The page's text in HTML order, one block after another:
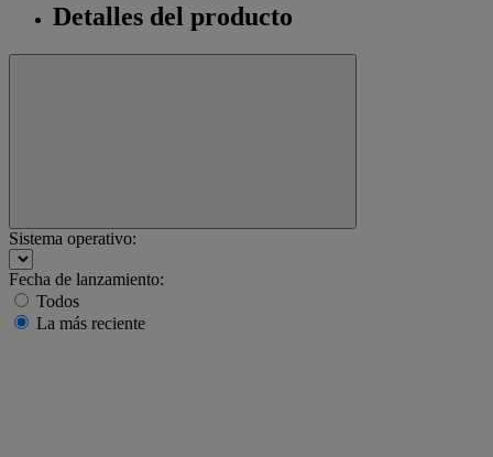
Detalles del producto
Sistema operativo:
Fecha de lanzamiento:
Todos
La más reciente